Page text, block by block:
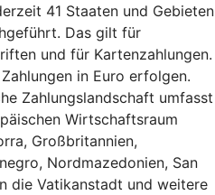
41 Staaten und Gebieten
Das gilt für
und für Kartenzahlungen.
in Euro erfolgen.
Zahlungslandschaft umfasst
Wirtschaftsraum
Großbritannien,
Nordmazedonien, San
die Vatikanstadt und weitere